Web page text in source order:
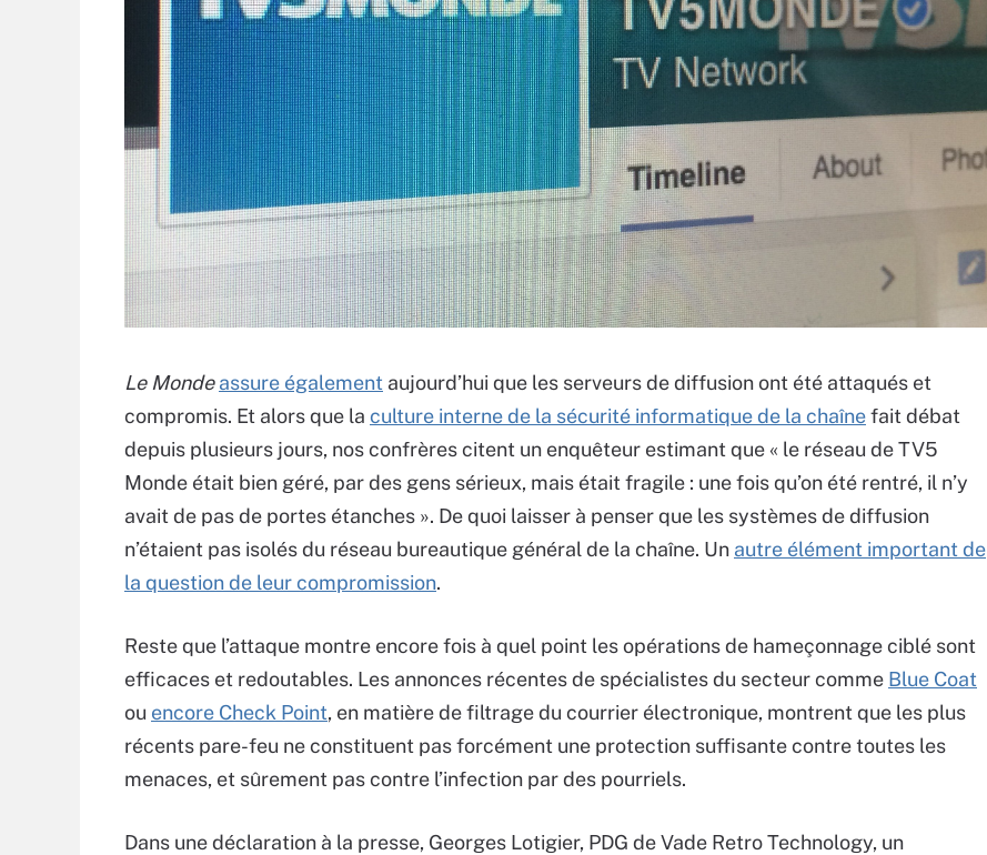
Le Monde assure également aujourd’hui que les serveurs de diffusion ont été attaqués et
compromis. Et alors que la culture interne de la sécurité informatique de la chaînefait débat
depuis plusieurs jours, nos confrères citent un enquêteur estimant que « le réseau de TV5
Monde était bien géré, par des gens sérieux, mais était fragile : une fois qu’on été rentré, il n’y
avait de pas de portes étanches ». De quoi laisser à penser que les systèmes de diffusion
n’étaient pas isolés du réseau bureautique général de la chaîne. Un autre élément important de
la question de leur compromission.
Reste que l’attaque montre encore fois à quel point les opérations de hameçonnage ciblé sont
efficaces et redoutables. Les annonces récentes de spécialistes du secteur comme Blue Coat
ou encore Check Point, en matière de filtrage du courrier électronique, montrent que les plus
récents pare-feu ne constituent pas forcément une protection suffisante contre toutes les
menaces, et sûrement pas contre l’infection par des pourriels.
Dans une déclaration à la presse, Georges Lotigier, PDG de Vade Retro Technology, un